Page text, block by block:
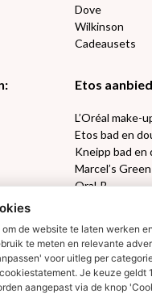
Dove
Wilkinson
Cadeausets
Etos
L’Oréal make-
Etos bad en
Kneipp bad en
Marcel’s
Oral-B
DETOXEN
Always
Libresse
Gliss Kur
de website te laten werken
te meten en relevante
voor uitleg per
Je keuze geldt
aangepast via de knop